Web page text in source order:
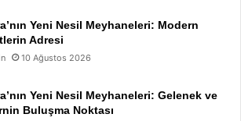
Yeni Nesil Meyhaneleri: Modern
Adresi
10 Ağustos 2026
Yeni Nesil Meyhaneleri: Gelenek ve
Buluşma Noktası